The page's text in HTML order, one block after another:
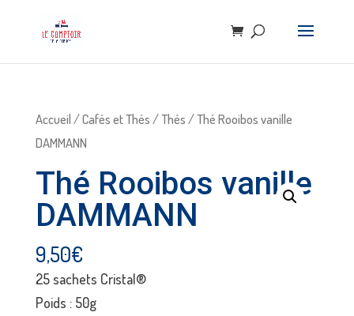
Accueil/Cafés et Thés/Thés/ Thé Rooibos vanille
DAMMANN
Thé Rooibos vanille
DAMMANN
9,50€
25 sachets Cristal®
Poids : 50g